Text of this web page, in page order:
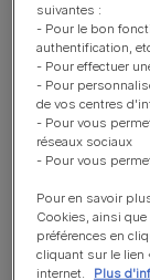
suivantes :
- Pour le bon
authentification,
- Pour effectuer
- Pour
de vos centres
- Pour vous
réseaux sociaux
- Pour vous
Pour en savoir
Cookies, ainsi
préférences en
cliquant sur le lien
internet.
Plus